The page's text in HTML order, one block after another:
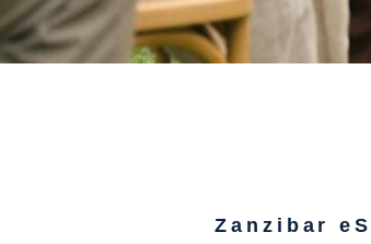
Zanzibar